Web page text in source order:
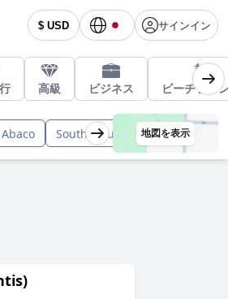
$ USD サインイン
高級 ビジネス ビーチフロ
South Eleuthera ロングアイ
地図を表示